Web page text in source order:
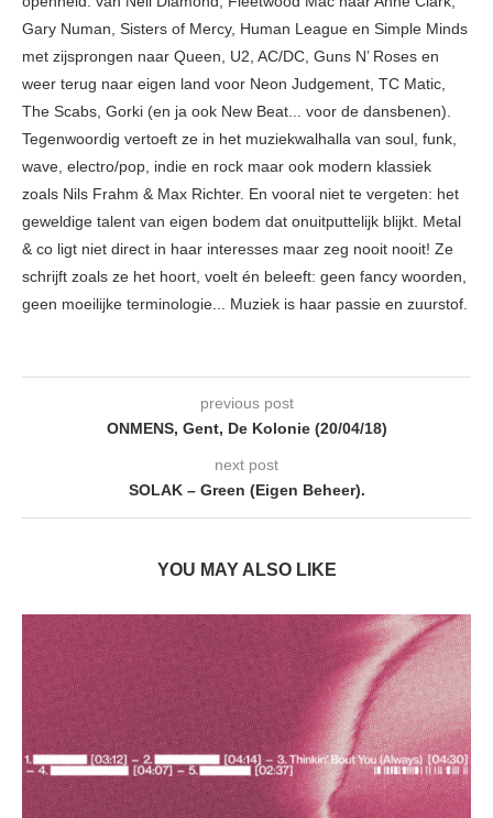
Gary Numan, Sisters of Mercy, Human League en Simple Minds
met zijsprongen naar Queen, U2, AC/DC, Guns N’ Roses en
weer terug naar eigen land voor Neon Judgement, TC Matic,
The Scabs, Gorki (en ja ook New Beat... voor de dansbenen).
Tegenwoordig vertoeft ze in het muziekwalhalla van soul, funk,
wave, electro/pop, indie en rock maar ook modern klassiek
zoals Nils Frahm & Max Richter. En vooral niet te vergeten: het
geweldige talent van eigen bodem dat onuitputtelijk blijkt. Metal
& co ligt niet direct in haar interesses maar zeg nooit nooit! Ze
schrijft zoals ze het hoort, voelt én beleeft: geen fancy woorden,
geen moeilijke terminologie... Muziek is haar passie en zuurstof.
previous post
ONMENS, Gent, De Kolonie (20/04/18)
next post
SOLAK – Green (Eigen Beheer).
YOU MAY ALSO LIKE